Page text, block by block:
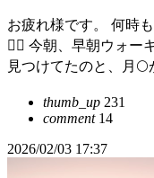
お疲れ様です。 何時
🙇‍♂️ 今朝、早朝ウォー
見つけてたのと、月
thumb_up 231
comment14
2026/02/03 17:37